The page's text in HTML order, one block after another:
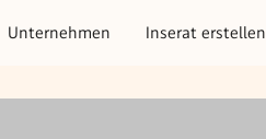
Unternehmen Inserat erstellen